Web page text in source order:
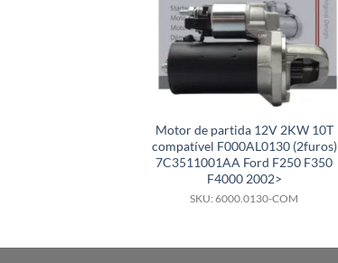
Motor de partida 12V 2KW 10T
compatível F000AL0130 (2furos)
7C3511001AA Ford F250 F350
F4000 2002>
SKU: 6000.0130-COM